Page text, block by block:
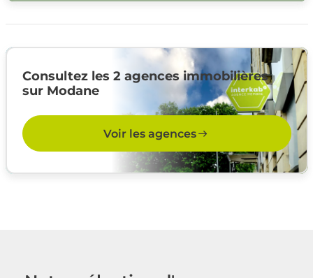
Consultez les 2 agences immobilières
sur Modane
Voir les agences